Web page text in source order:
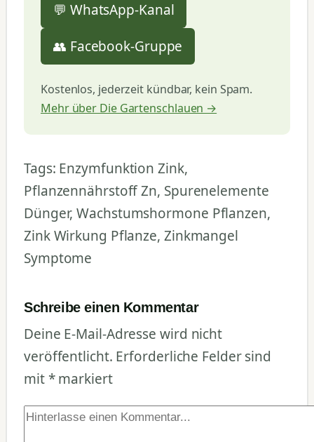
💬 WhatsApp-Kanal
👥 Facebook-Gruppe
Kostenlos, jederzeit kündbar, kein Spam.
Mehr über Die Gartenschlauen →
Tags: Enzymfunktion Zink,
Pflanzennährstoff Zn, Spurenelemente
Dünger, Wachstumshormone Pflanzen,
Zink Wirkung Pflanze, Zinkmangel
Symptome
Schreibe einen Kommentar
Deine E-Mail-Adresse wird nicht
veröffentlicht. Erforderliche Felder sind
mit *markiert